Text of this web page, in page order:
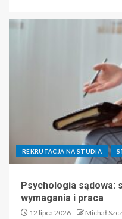
REKRUTACJA NA STUDIA
Psychologia sądowa:
wymagania i praca
12 lipca 2026 Michał